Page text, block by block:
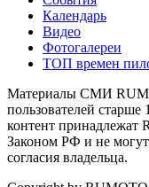
Календарь
Видео
Фотогалереи
ТОП времен
Материалы СМИ
пользователей
контент
Законом РФ и не
согласия владельца.